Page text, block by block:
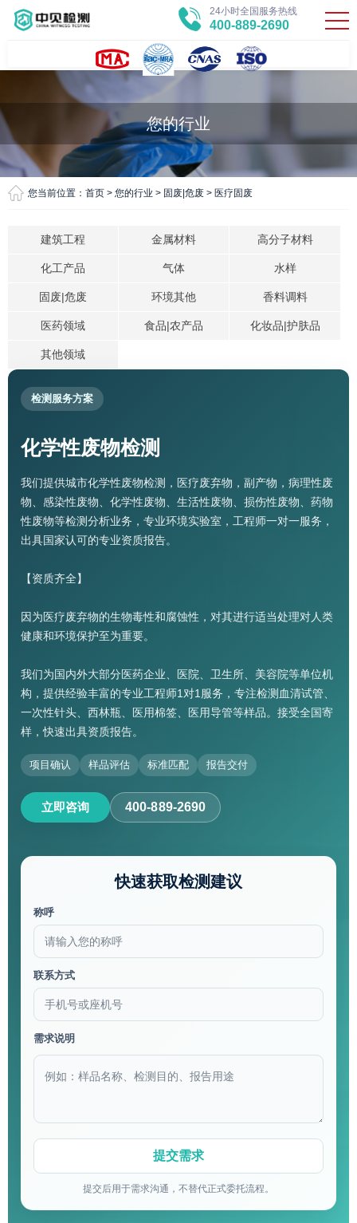
24小时全国服务热线
400-889-2690
您的行业
您当前位置： 首页 > 您的行业 > 固废|危废 > 医疗固废
建筑工程 金属材料 高分子材料
化工产品 气体 水样
固废|危废 环境其他 香料调料
医药领域 食品|农产品 化妆品|护肤品
其他领域
检测服务方案
化学性废物检测
我们提供城市化学性废物检测，医疗废弃物，副产物，病理性废
物、感染性废物、化学性废物、生活性废物、损伤性废物、药物
性废物等检测分析业务，专业环境实验室，工程师一对一服务，
出具国家认可的专业资质报告。
【资质齐全】
因为医疗废弃物的生物毒性和腐蚀性，对其进行适当处理对人类
健康和环境保护至为重要。
我们为国内外大部分医药企业、医院、卫生所、美容院等单位机
构，提供经验丰富的专业工程师1对1服务，专注检测血清试管、
一次性针头、西林瓶、医用棉签、医用导管等样品。接受全国寄
样，快速出具资质报告。
项目确认 样品评估 标准匹配 报告交付
立即咨询 400-889-2690
快速获取检测建议
称呼
联系方式
需求说明
提交后用于需求沟通，不替代正式委托流程。